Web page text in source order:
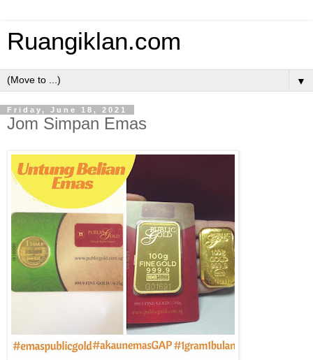
Ruangiklan.com
▼
Friday, June 18, 2021
Jom Simpan Emas